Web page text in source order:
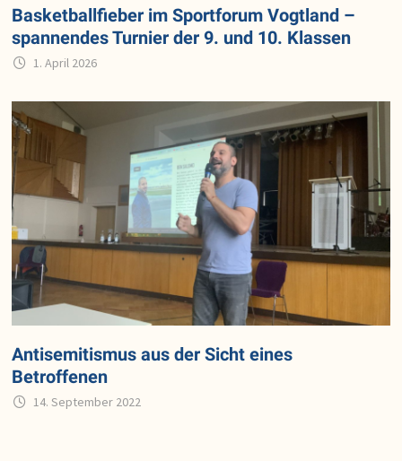
Basketballfieber im Sportforum Vogtland –
spannendes Turnier der 9. und 10. Klassen
1. April 2026
Antisemitismus aus der Sicht eines
Betroffenen
14. September 2022